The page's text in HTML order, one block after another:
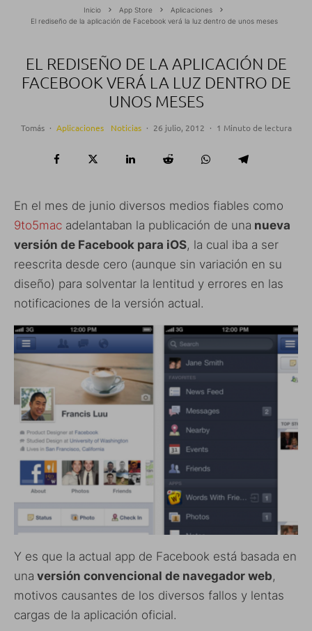
Inicio App Store
Aplicaciones
El rediseño de la aplicación de Facebook verá la luz dentro de unos meses
EL REDISEÑO DE LA APLICACIÓN DE
FACEBOOK VERÁ LA LUZ DENTRO DE
UNOS MESES
Tomás · Aplicaciones Noticias · 26 julio, 2012 · 1 Minuto de lectura
En el mes de junio diversos medios fiables como
9to5mac adelantaban la publicación de una nueva
versión de Facebook para iOS, la cual iba a ser
reescrita desde cero (aunque sin variación en su
diseño) para solventar la lentitud y errores en las
notificaciones de la versión actual.
Y es que la actual app de Facebook está basada en
una versión convencional de navegador web,
motivos causantes de los diversos fallos y lentas
cargas de la aplicación oficial.